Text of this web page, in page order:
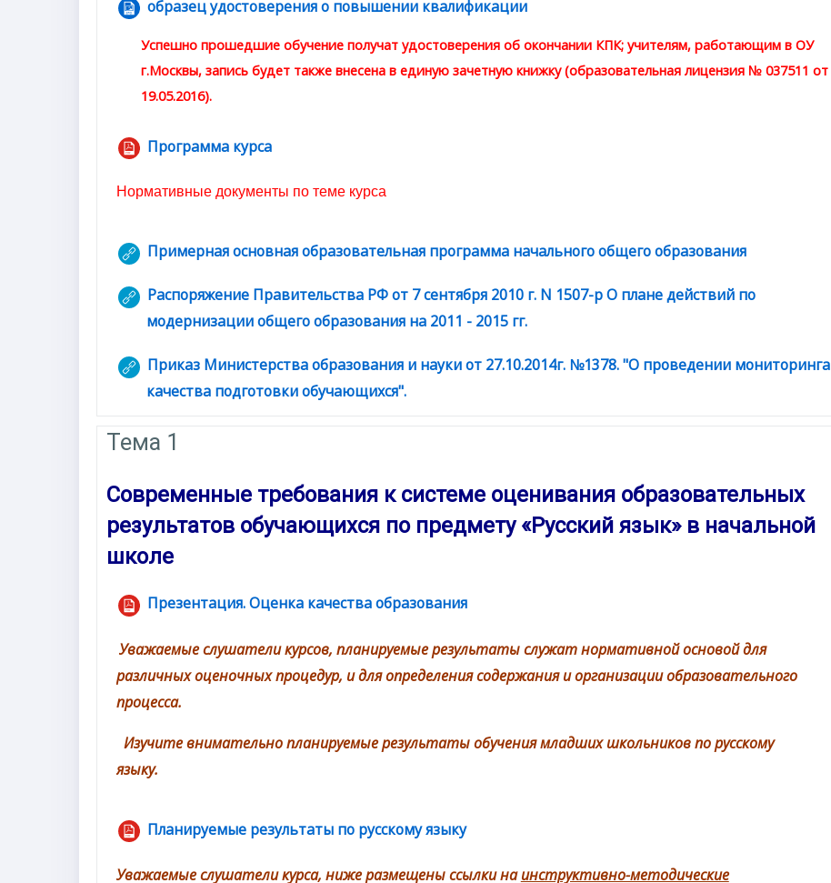
образец удостоверения о повышении квалификацииГиперссылка
Успешно прошедшие обучение получат удостоверенияоб окончании КПК; учителям, работающим в ОУ
г.Москвы, запись будет также внесена в единую зачетную книжку (образовательная лицензия № 037511 от
19.05.2016).
Программа курса
Файл
Нормативные документы по теме курса
Примерная основная образовательная программа начального общего образованияГиперссылка
Распоряжение Правительства РФ от 7 сентября 2010 г. N 1507-р О плане действий по
модернизации общего образования на 2011 - 2015 гг.Гиперссылка
Приказ Министерства образования и науки от 27.10.2014г. №1378. "О проведении мониторинга
качества подготовки обучающихся".Гиперссылка
Тема 1
Современные требования к системе оценивания образовательных
результатов обучающихся по предмету «Русский язык» в начальной
школе
Презентация. Оценка качества образования
Файл
Уважаемые слушатели курсов, планируемые результаты служат нормативной основой для
различных оценочных процедур, и для определения содержания и организации образовательного
процесса.
Изучите внимательно планируемые результаты обучения младших школьников по русскому
языку.
Планируемые результаты по русскому языкуГиперссылка
Уважаемые слушатели курса, ниже размещены ссылки наинструктивно-методические